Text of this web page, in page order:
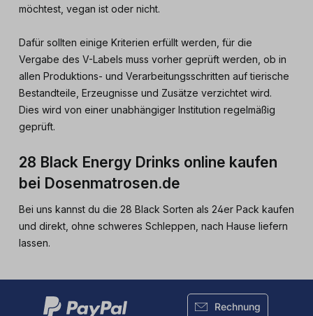
möchtest, vegan ist oder nicht.
Dafür sollten einige Kriterien erfüllt werden, für die
Vergabe des V-Labels muss vorher geprüft werden, ob in
allen Produktions- und Verarbeitungsschritten auf tierische
Bestandteile, Erzeugnisse und Zusätze verzichtet wird.
Dies wird von einer unabhängiger Institution regelmäßig
geprüft.
28 Black Energy Drinks online kaufen
bei Dosenmatrosen.de
Bei uns kannst du die 28 Black Sorten als 24er Pack kaufen
und direkt, ohne schweres Schleppen, nach Hause liefern
lassen.
Rechnung